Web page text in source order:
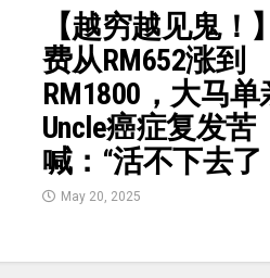
【越穷越见鬼！
费从RM652涨到
RM1800，大马单
Uncle癌症复发苦
喊：“活不下去了
May 20, 2025